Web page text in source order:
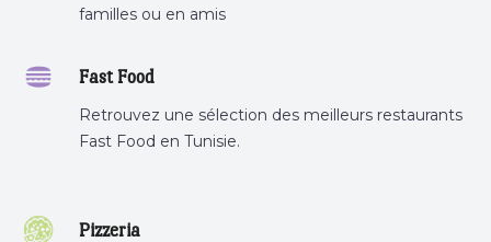
familles ou en amis
Fast Food
Retrouvez une sélection des meilleurs restaurants
Fast Food en Tunisie.
Pizzeria